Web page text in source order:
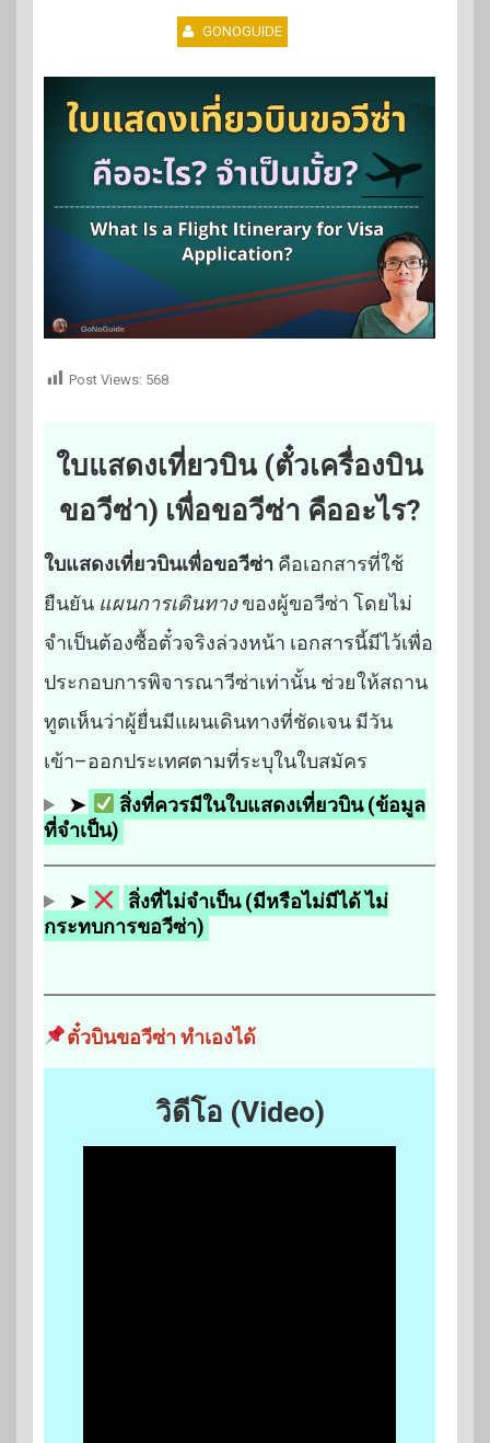
GONOGUIDE
Post Views: 568
ใบแสดงเที่ยวบิน (ตั๋วเครื่องบิน
ขอวีซ่า) เพื่อขอวีซ่า คืออะไร?
ใบแสดงเที่ยวบินเพื่อขอวีซ่า คือเอกสารที่ใช้
ยืนยัน แผนการเดินทางของผู้ขอวีซ่า โดยไม่
จำเป็นต้องซื้อตั๋วจริงล่วงหน้า เอกสารนี้มีไว้เพื่อ
ประกอบการพิจารณาวีซ่าเท่านั้น ช่วยให้สถาน
ทูตเห็นว่าผู้ยื่นมีแผนเดินทางที่ชัดเจน มีวัน
เข้า–ออกประเทศตามที่ระบุในใบสมัคร
➤
สิ่งที่ควรมีในใบแสดงเที่ยวบิน (ข้อมูล
ที่จำเป็น)
➤
สิ่งที่ไม่จำเป็น (มีหรือไม่มีได้ ไม่
กระทบการขอวีซ่า)
ตั๋วบินขอวีซ่า ทำเองได้
วิดีโอ (Video)